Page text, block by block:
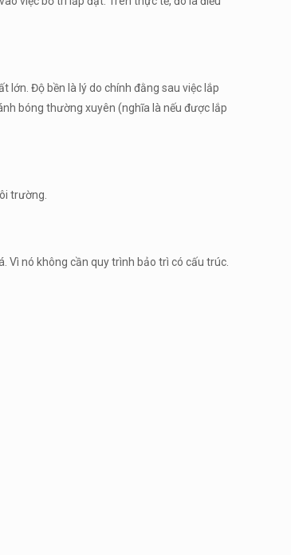
lớn. Độ bền là lý do chính đằng sau việc lắp
bóng thường xuyên (nghĩa là nếu được lắp
trường.
nó không cần quy trình bảo trì có cấu trúc.